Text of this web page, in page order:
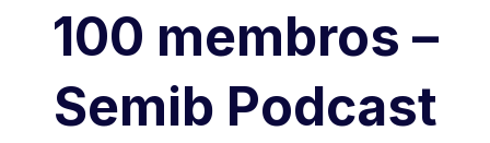
100 membros –
Semib Podcast